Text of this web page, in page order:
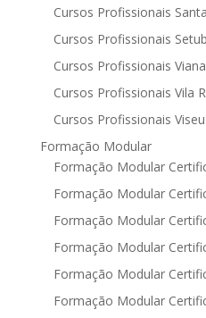
Cursos Profissionais
Cursos Profissionais
Cursos Profissionais
Cursos Profissionais Vila
Cursos Profissionais Viseu
Formação Modular
Formação Modular
Formação Modular
Formação Modular
Formação Modular
Formação Modular
Formação Modular